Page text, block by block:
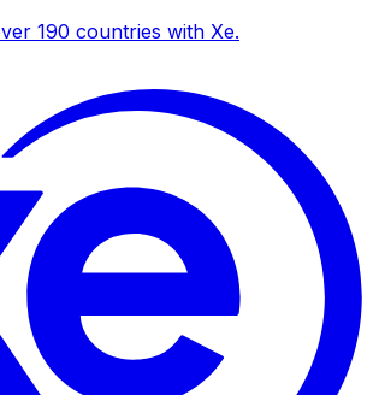
190 countries with Xe.